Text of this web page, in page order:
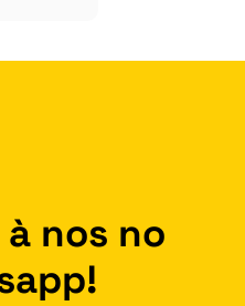
nos no